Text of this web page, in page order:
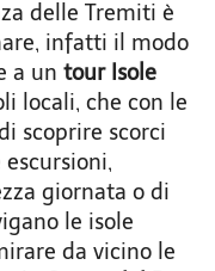
delle Tremiti è
infatti il modo
a un tour Isole
locali, che con le
scoprire scorci
giornata o di
le isole
da vicino le